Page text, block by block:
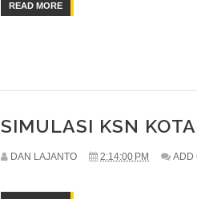
READ MORE
SIMULASI KSN
DAN LAJANTO 2:14:00 PM ADD